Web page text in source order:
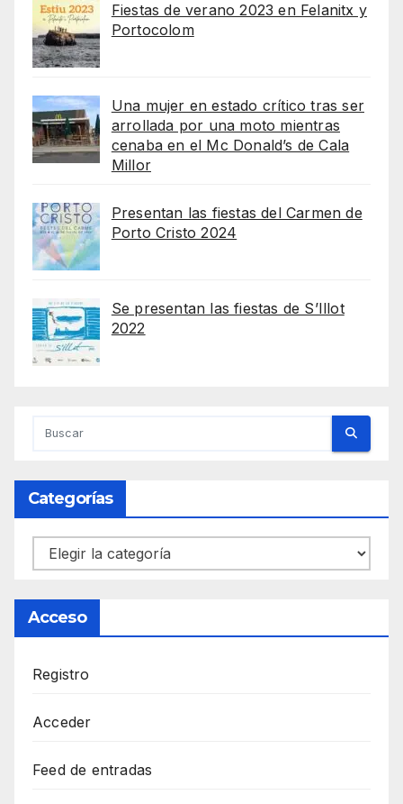
Fiestas de verano 2023 en Felanitx y
Portocolom
Una mujer en estado crítico tras ser
arrollada por una moto mientras
cenaba en el Mc Donald’s de Cala
Millor
Presentan las fiestas del Carmen de
Porto Cristo 2024
Se presentan las fiestas de S’Illot
2022
Categorías
Categorías
Acceso
Registro
Acceder
Feed de entradas